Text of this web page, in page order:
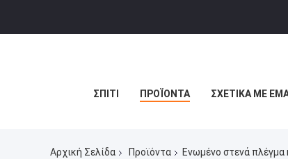
ΣΠΊΤΙ ΠΡΟΪΌΝΤΑ ΣΧΕΤΙΚΆ ΜΕ
Αρχική Σελίδα Προϊόντα Ενωμένο στενά